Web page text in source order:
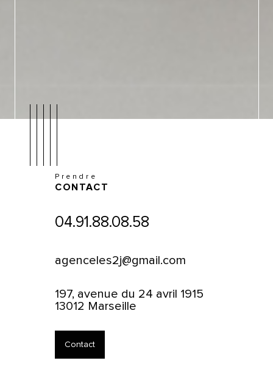
Prendre
CONTACT
04.91.88.08.58
agenceles2j@gmail.com
197, avenue du 24 avril 1915
13012 Marseille
Contact